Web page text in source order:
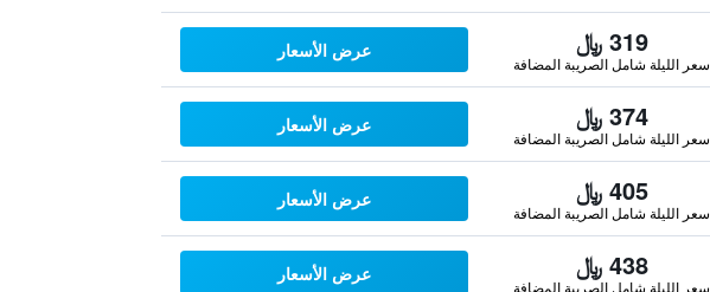
319 ﷼
سعر الليلة شامل الصريبة المضافة
عرض الأسعار
374 ﷼
سعر الليلة شامل الصريبة المضافة
عرض الأسعار
405 ﷼
سعر الليلة شامل الصريبة المضافة
عرض الأسعار
438 ﷼
سعر الليلة شامل الصريبة المضافة
عرض الأسعار